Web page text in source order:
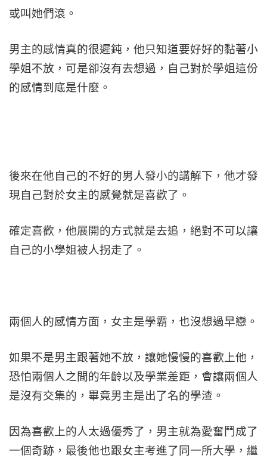
或叫她們滾。
男主的感情真的很遲鈍，他只知道要好好的黏著小
學姐不放，可是卻沒有去想過，自己對於學姐這份
的感情到底是什麼。
後來在他自己的不好的男人發小的講解下，他才發
現自己對於女主的感覺就是喜歡了。
確定喜歡，他展開的方式就是去追，絕對不可以讓
自己的小學姐被人拐走了。
兩個人的感情方面，女主是學霸，也沒想過早戀。
如果不是男主跟著她不放，讓她慢慢的喜歡上他，
恐怕兩個人之間的年齡以及學業差距，會讓兩個人
是沒有交集的，畢竟男主是出了名的學渣。
因為喜歡上的人太過優秀了，男主就為愛奮鬥成了
一個奇跡，最後他也跟女主考進了同一所大學，繼